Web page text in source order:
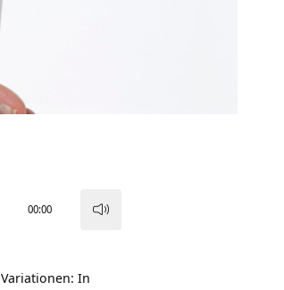
00:00
Variationen: In